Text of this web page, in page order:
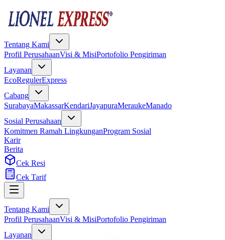
Tentang Kami
Profil PerusahaanVisi & MisiPortofolio Pengiriman
Layanan
EcoRegulerExpress
Cabang
SurabayaMakassarKendariJayapuraMeraukeManado
Sosial Perusahaan
Komitmen Ramah LingkunganProgram Sosial
Karir
Berita
Cek Resi
Cek Tarif
Tentang Kami
Profil PerusahaanVisi & MisiPortofolio Pengiriman
Layanan